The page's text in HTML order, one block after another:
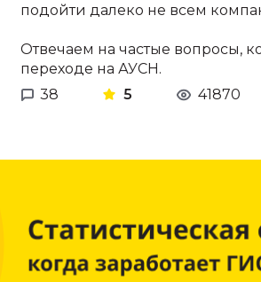
подойти далеко не всем
Отвечаем на частые вопросы,
переходе на АУСН.
38
5 41870